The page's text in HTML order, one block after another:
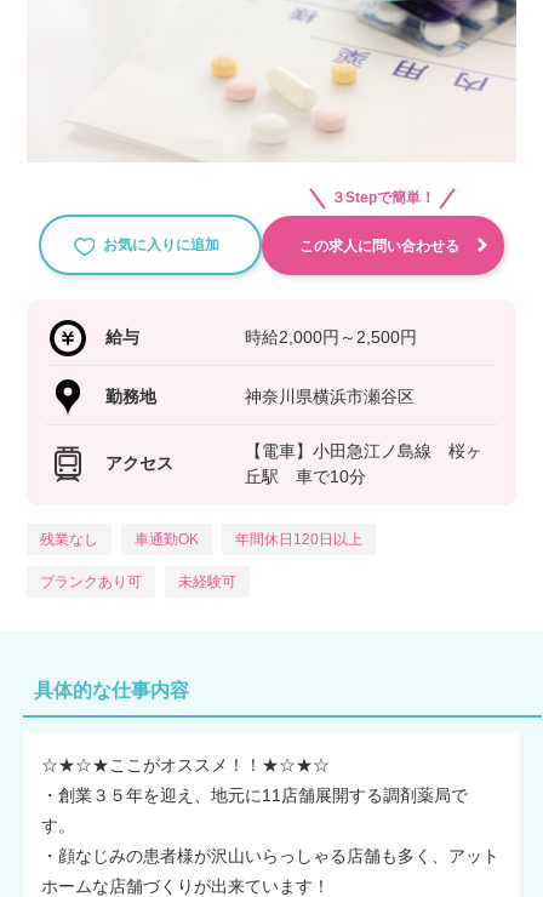
お気に入りに追加
３Stepで簡単！
この求人に問い合わせる
給与 時給2,000円～2,500円
勤務地 神奈川県横浜市瀬谷区
アクセス
【電車】小田急江ノ島線 桜ヶ
丘駅 車で10分
残業なし 車通勤OK 年間休日120日以上
ブランクあり可 未経験可
具体的な仕事内容
☆★☆★ここがオススメ！！★☆★☆
・創業３５年を迎え、地元に11店舗展開する調剤薬局で
す。
・顔なじみの患者様が沢山いらっしゃる店舗も多く、アット
ホームな店舗づくりが出来ています！